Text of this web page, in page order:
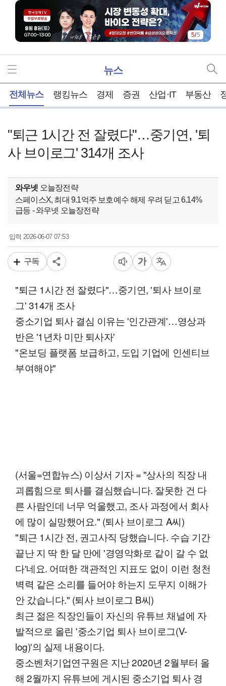
5/5
뉴스
전체뉴스 랭킹뉴스 경제 증권 산업·IT 부동산
"퇴근 1시간 전 잘렸다"…중기연, '퇴
사 브이로그' 314개 조사
와우넷 오늘장전략
스페이스X, 최대 9.1억주 보호예수 해제 우려 딛고 6.14%
급등 - 와우넷 오늘장전략
입력2026-06-07 07:53
구독
"퇴근 1시간 전 잘렸다"…중기연, '퇴사 브이로
그' 314개 조사
중소기업 퇴사 결심 이유는 '인간관계'…영상과
반은 '1년차 미만 퇴사자'
"온보딩 플랫폼 보급하고, 도입 기업에 인센티브
부여해야"
(서울=연합뉴스) 이상서 기자 = "상사의 직장 내
괴롭힘으로 퇴사를 결심했습니다. 잘못한 건 다
른 사람인데 너무 억울했고, 조사 과정에서 회사
에 많이 실망했어요." (퇴사 브이로그 A씨)
"퇴근 1시간 전, 권고사직 당했습니다. 수습 기간
끝난 지 딱 한 달 만에 '경영악화로 같이 갈 수 없
다'네요. 어떠한 객관적인 지표도 없이 이런 청천
벽력 같은 소리를 들어야 하는지 도무지 이해가
안 갔습니다." (퇴사 브이로그 B씨)
최근 젊은 직장인들이 자신의 유튜브 채널에 자
발적으로 올린 '중소기업 퇴사 브이로그(V-
log)'의 실제 내용이다.
중소벤처기업연구원은 지난 2020년 2월부터 올
해 2월까지 유튜브에 게시된 중소기업 퇴사 경